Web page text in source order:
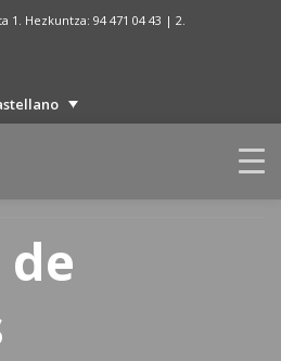
1. Hezkuntza: 94 471 04 43 | 2.